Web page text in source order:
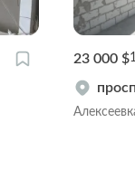
23 000 $